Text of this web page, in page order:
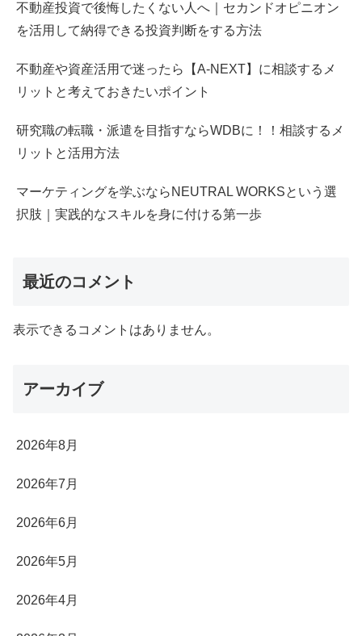
不動産投資で後悔したくない人へ｜セカンドオピニオン
を活用して納得できる投資判断をする方法
不動産や資産活用で迷ったら【A-NEXT】に相談するメ
リットと考えておきたいポイント
研究職の転職・派遣を目指すならWDBに！！相談するメ
リットと活用方法
マーケティングを学ぶならNEUTRAL WORKSという選
択肢｜実践的なスキルを身に付ける第一歩
最近のコメント
表示できるコメントはありません。
アーカイブ
2026年8月
2026年7月
2026年6月
2026年5月
2026年4月